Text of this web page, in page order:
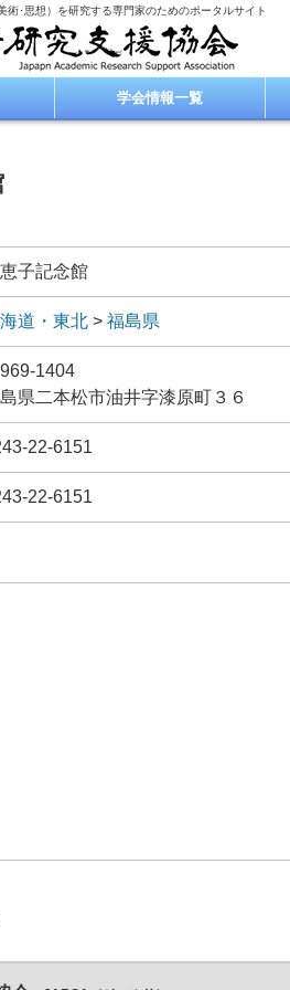
術･思想）を研究する専門家のためのポータルサイト
学会情報一覧
子記念館
道・東北 > 福島県
1404
県二本松市油井字漆原町３６
22-6151
22-6151